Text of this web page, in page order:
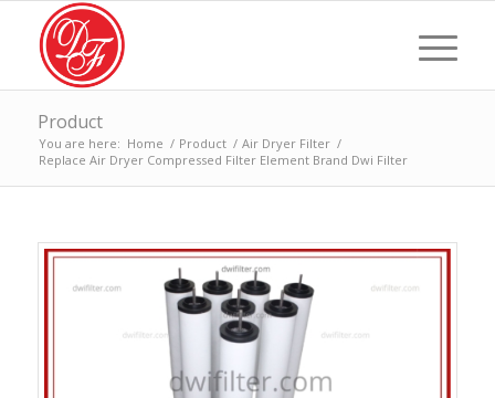
Product
You are here: Home / Product / Air Dryer Filter /
Replace Air Dryer Compressed Filter Element Brand Dwi Filter